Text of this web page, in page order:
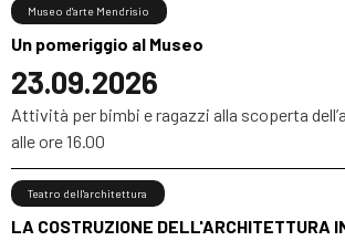
Un pomeriggio al Museo
23.09.2026
Museo d'arte Mendrisio
Attività per bimbi e ragazzi alla scoperta
alle ore 16.00
LA COSTRUZIONE DELL'ARCHITETTURA
Teatro dell'architettura